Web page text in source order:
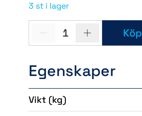
3 st i lager
1 Köp
Egenskaper
Vikt (kg)